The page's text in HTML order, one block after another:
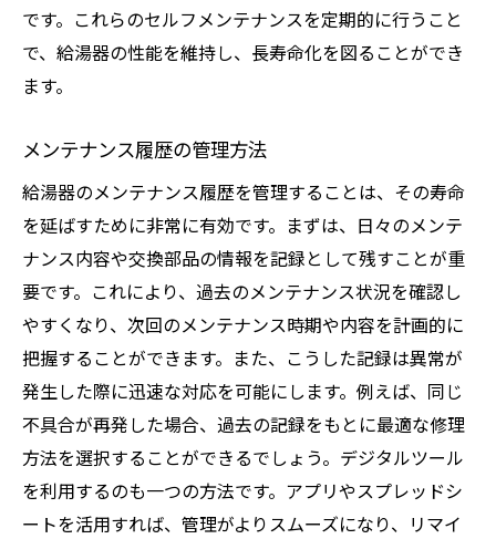
です。これらのセルフメンテナンスを定期的に行うこと
で、給湯器の性能を維持し、長寿命化を図ることができ
ます。
メンテナンス履歴の管理方法
給湯器のメンテナンス履歴を管理することは、その寿命
を延ばすために非常に有効です。まずは、日々のメンテ
ナンス内容や交換部品の情報を記録として残すことが重
要です。これにより、過去のメンテナンス状況を確認し
やすくなり、次回のメンテナンス時期や内容を計画的に
把握することができます。また、こうした記録は異常が
発生した際に迅速な対応を可能にします。例えば、同じ
不具合が再発した場合、過去の記録をもとに最適な修理
方法を選択することができるでしょう。デジタルツール
を利用するのも一つの方法です。アプリやスプレッドシ
ートを活用すれば、管理がよりスムーズになり、リマイ